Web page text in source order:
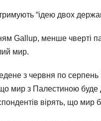
“ідею двох
Gallup, менше чверті
мир.
з червня по
що мир з Палестиною
вірять, що мир